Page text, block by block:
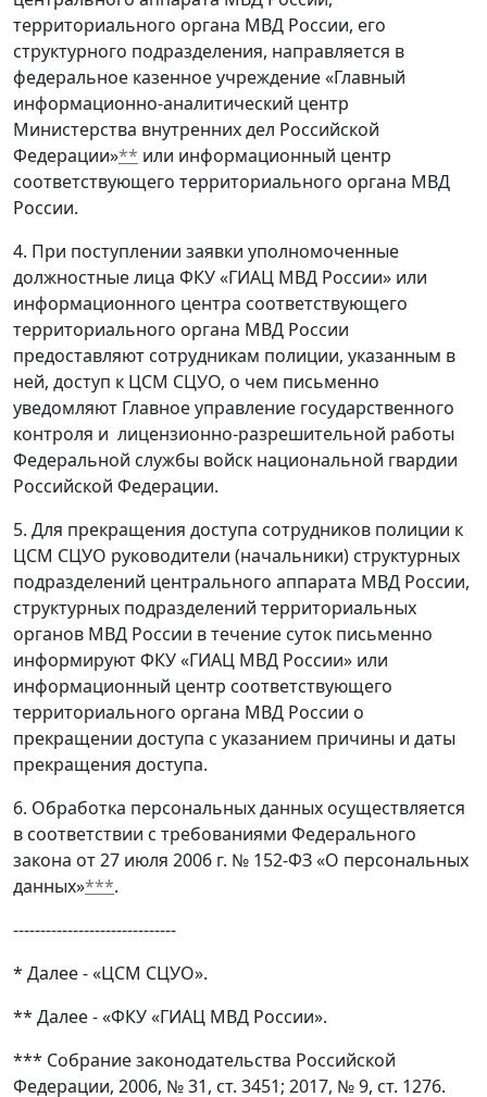
территориального органа МВД России, его
структурного подразделения, направляется в
федеральное казенное учреждение «Главный
информационно-аналитический центр
Министерства внутренних дел Российской
Федерации»** или информационный центр
соответствующего территориального органа МВД
России.
4. При поступлении заявки уполномоченные
должностные лица ФКУ «ГИАЦ МВД России» или
информационного центра соответствующего
территориального органа МВД России
предоставляют сотрудникам полиции, указанным в
ней, доступ к ЦСМ СЦУО, о чем письменно
уведомляют Главное управление государственного
контроля и лицензионно-разрешительной работы
Федеральной службы войск национальной гвардии
Российской Федерации.
5. Для прекращения доступа сотрудников полиции к
ЦСМ СЦУО руководители (начальники) структурных
подразделений центрального аппарата МВД России,
структурных подразделений территориальных
органов МВД России в течение суток письменно
информируют ФКУ «ГИАЦ МВД России» или
информационный центр соответствующего
территориального органа МВД России о
прекращении доступа с указанием причины и даты
прекращения доступа.
6. Обработка персональных данных осуществляется
в соответствии с требованиями Федерального
закона от 27 июля 2006 г. № 152-ФЗ «О персональных
данных»***.
------------------------------
* Далее - «ЦСМ СЦУО».
** Далее - «ФКУ «ГИАЦ МВД России».
*** Собрание законодательства Российской
Федерации, 2006, № 31, ст. 3451; 2017, № 9, ст. 1276.